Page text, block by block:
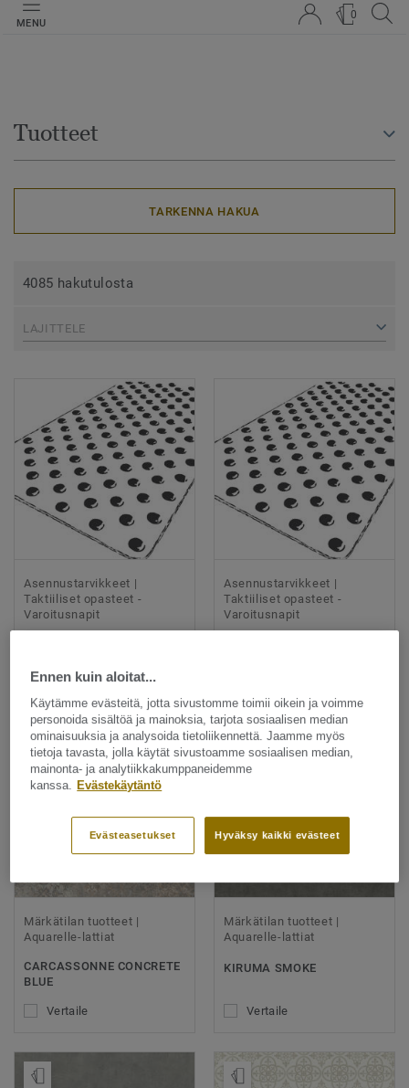
MENU
0
Tuotteet
TARKENNA HAKUA
4085 hakutulosta
LAJITTELE
Asennustarvikkeet |
Taktiiliset opasteet -
Varoitusnapit
Vertaile
Asennustarvikkeet |
Taktiiliset opasteet -
Varoitusnapit
Tilaa malli
Märkätilan tuotteet |
Aquarelle-lattiat
CARCASSONNE CONCRETE
BLUE
Vertaile
Tilaa malli
Märkätilan tuotteet |
Aquarelle-lattiat
KIRUMA SMOKE
Vertaile
Tilaa malli
Ennen kuin aloitat...
Käytämme evästeitä, jotta sivustomme toimii oikein ja voimme
personoida sisältöä ja mainoksia, tarjota sosiaalisen median
ominaisuuksia ja analysoida tietoliikennettä. Jaamme myös
tietoja tavasta, jolla käytät sivustoamme sosiaalisen median,
mainonta- ja analytiikkakumppaneidemme
kanssa. Evästekäytäntö
Hyväksy kaikki evästeet
Evästeasetukset